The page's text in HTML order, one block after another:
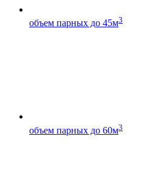
объем парных до 45м3
объем парных до 60м3